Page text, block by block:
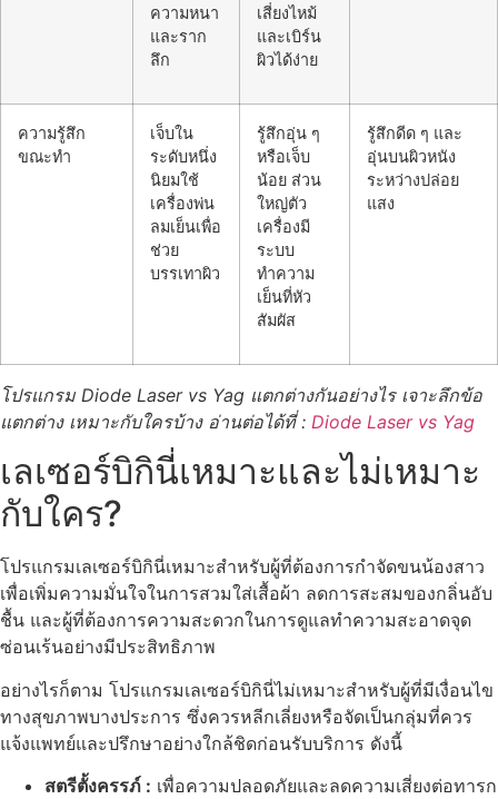
ความหนา
และราก
ลึก
เสี่ยงไหม้
และเบิร์น
ผิวได้ง่าย
ความรู้สึก
ขณะทำ
เจ็บใน
ระดับหนึ่ง
นิยมใช้
เครื่องพ่น
ลมเย็นเพื่อ
ช่วย
บรรเทาผิว
รู้สึกอุ่น ๆ
หรือเจ็บ
น้อย ส่วน
ใหญ่ตัว
เครื่องมี
ระบบ
ทำความ
เย็นที่หัว
สัมผัส
รู้สึกดีด ๆ และ
อุ่นบนผิวหนัง
ระหว่างปล่อย
แสง
โปรแกรม Diode Laser vs Yag แตกต่างกันอย่างไร เจาะลึกข้อ
แตกต่าง เหมาะกับใครบ้าง อ่านต่อได้ที่ : Diode Laser vs Yag
เลเซอร์บิกินี่เหมาะและไม่เหมาะ
กับใคร?
โปรแกรมเลเซอร์บิกินี่เหมาะสำหรับผู้ที่ต้องการกำจัดขนน้องสาว
เพื่อเพิ่มความมั่นใจในการสวมใส่เสื้อผ้า ลดการสะสมของกลิ่นอับ
ชื้น และผู้ที่ต้องการความสะดวกในการดูแลทำความสะอาดจุด
ซ่อนเร้นอย่างมีประสิทธิภาพ
อย่างไรก็ตาม โปรแกรมเลเซอร์บิกินี่ไม่เหมาะสำหรับผู้ที่มีเงื่อนไข
ทางสุขภาพบางประการ ซึ่งควรหลีกเลี่ยงหรือจัดเป็นกลุ่มที่ควร
แจ้งแพทย์และปรึกษาอย่างใกล้ชิดก่อนรับบริการ ดังนี้
สตรีตั้งครรภ์ : เพื่อความปลอดภัยและลดความเสี่ยงต่อทารก